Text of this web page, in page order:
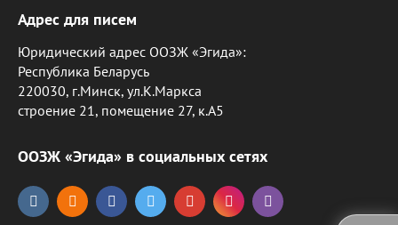
Адрес для писем
Юридический адрес ООЗЖ «Эгида»:
Республика Беларусь
220030, г.Минск, ул.К.Маркса
строение 21, помещение 27, к.А5
ООЗЖ «Эгида» в социальных сетях